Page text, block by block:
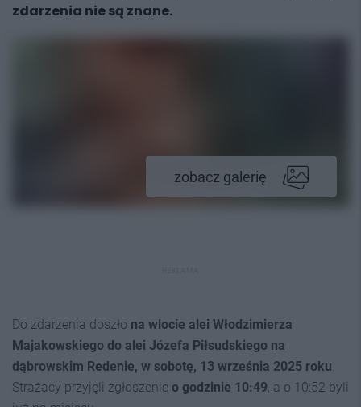
zdarzenia nie są znane.
zobacz galerię
Do zdarzenia doszło na wlocie alei Włodzimierza
Majakowskiego do alei Józefa Piłsudskiego na
dąbrowskim Redenie, w sobotę, 13 września 2025 roku.
Strażacy przyjęli zgłoszenie o godzinie 10:49, a o 10:52 byli